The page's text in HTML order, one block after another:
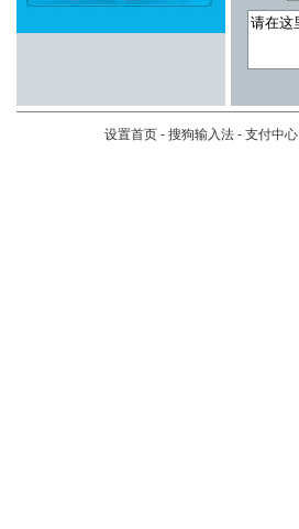
设置首页 - 搜狗输入法 - 支付中心